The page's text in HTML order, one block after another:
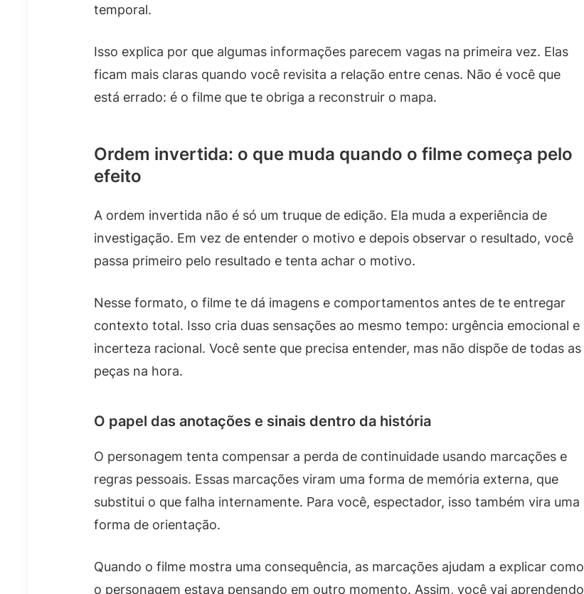
temporal.
Isso explica por que algumas informações parecem vagas na primeira vez. Elas
ficam mais claras quando você revisita a relação entre cenas. Não é você que
está errado: é o filme que te obriga a reconstruir o mapa.
Ordem invertida: o que muda quando o filme começa pelo
efeito
A ordem invertida não é só um truque de edição. Ela muda a experiência de
investigação. Em vez de entender o motivo e depois observar o resultado, você
passa primeiro pelo resultado e tenta achar o motivo.
Nesse formato, o filme te dá imagens e comportamentos antes de te entregar
contexto total. Isso cria duas sensações ao mesmo tempo: urgência emocional e
incerteza racional. Você sente que precisa entender, mas não dispõe de todas as
peças na hora.
O papel das anotações e sinais dentro da história
O personagem tenta compensar a perda de continuidade usando marcações e
regras pessoais. Essas marcações viram uma forma de memória externa, que
substitui o que falha internamente. Para você, espectador, isso também vira uma
forma de orientação.
Quando o filme mostra uma consequência, as marcações ajudam a explicar como
o personagem estava pensando em outro momento. Assim, você vai aprendendo